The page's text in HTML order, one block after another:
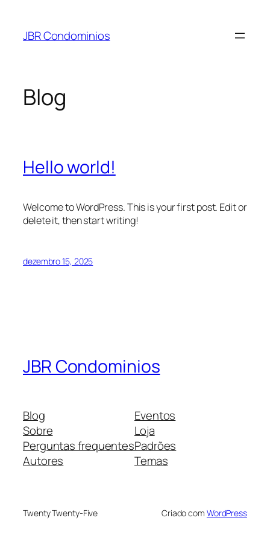
JBR Condominios
Blog
Hello world!
Welcome to WordPress. This is your first post. Edit or
delete it, then start writing!
dezembro 15, 2025
JBR Condominios
Blog
Sobre
Perguntas frequentes
Autores
Eventos
Loja
Padrões
Temas
Twenty Twenty-Five Criado com WordPress